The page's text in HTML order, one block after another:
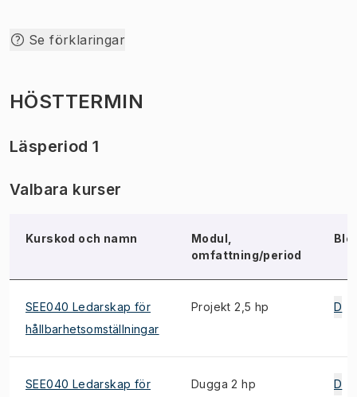
Se förklaringar
HÖSTTERMIN
Läsperiod 1
Valbara kurser
Kurskod och namn
Modul,
omfattning/period
SEE040 Ledarskap för
hållbarhetsomställningar
Projekt 2,5 hp D
SEE040 Ledarskap för
Dugga 2 hp D